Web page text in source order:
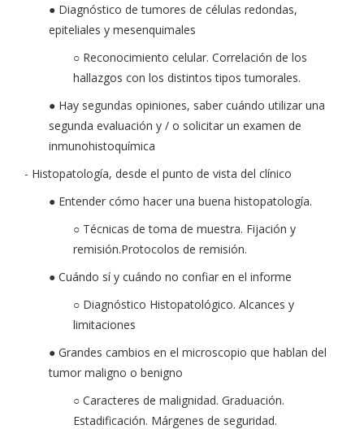
● Diagnóstico de tumores de células redondas,
epiteliales y mesenquimales
○ Reconocimiento celular. Correlación de los
hallazgos con los distintos tipos tumorales.
● Hay segundas opiniones, saber cuándo utilizar una
segunda evaluación y / o solicitar un examen de
inmunohistoquímica
- Histopatología, desde el punto de vista del clínico
● Entender cómo hacer una buena histopatología.
○ Técnicas de toma de muestra. Fijación y
remisión.Protocolos de remisión.
● Cuándo sí y cuándo no confiar en el informe
○ Diagnóstico Histopatológico. Alcances y
limitaciones
● Grandes cambios en el microscopio que hablan del
tumor maligno o benigno
○ Caracteres de malignidad. Graduación.
Estadificación. Márgenes de seguridad.